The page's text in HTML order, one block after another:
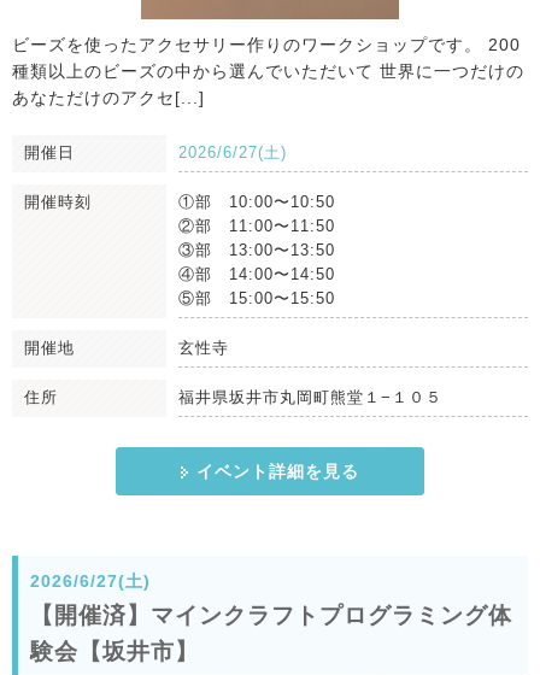
ビーズを使ったアクセサリー作りのワークショップです。 200
種類以上のビーズの中から選んでいただいて 世界に一つだけの
あなただけのアクセ[...]
開催日 2026/6/27(土)
開催時刻
①部 10:00〜10:50
②部 11:00〜11:50
③部 13:00〜13:50
④部 14:00〜14:50
⑤部 15:00〜15:50
開催地 玄性寺
住所 福井県坂井市丸岡町熊堂１−１０５
イベント詳細を見る
2026/6/27(土)
【開催済】マインクラフトプログラミング体
験会【坂井市】